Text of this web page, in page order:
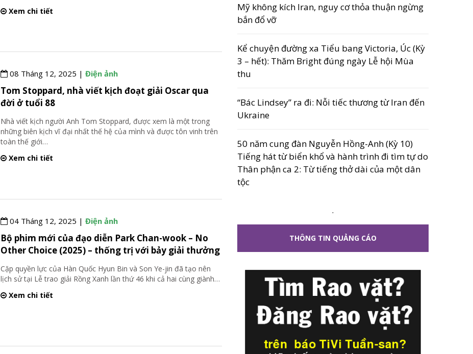
Xem chi tiết
08 Tháng 12, 2025 |Điện ảnh
Tom Stoppard, nhà viết kịch đoạt giải Oscar qua
đời ở tuổi 88
Nhà viết kịch người Anh Tom Stoppard, được xem là một trong
những biên kịch vĩ đại nhất thế hệ của mình và được tôn vinh trên
toàn thế giới…
Xem chi tiết
04 Tháng 12, 2025 |Điện ảnh
Bộ phim mới của đạo diễn Park Chan-wook – No
Other Choice (2025) – thống trị với bảy giải thưởng
Cặp quyền lực của Hàn Quốc Hyun Bin và Son Ye-jin đã tạo nên
lịch sử tại Lễ trao giải Rồng Xanh lần thứ 46 khi cả hai cùng giành…
Xem chi tiết
Mỹ không kích Iran, nguy cơ thỏa thuận ngừng
bắn đổ vỡ
Kể chuyện đường xa Tiểu bang Victoria, Úc (Kỳ
3 – hết): Thăm Bright đúng ngày Lễ hội Mùa
thu
“Bác Lindsey” ra đi: Nỗi tiếc thương từ Iran đến
Ukraine
50 năm cung đàn Nguyễn Hồng-Anh (Kỳ 10)
Tiếng hát từ biển khổ và hành trình đi tìm tự do
Thân phận ca 2: Từ tiếng thở dài của một dân
tộc
.
THÔNG TIN QUẢNG CÁO